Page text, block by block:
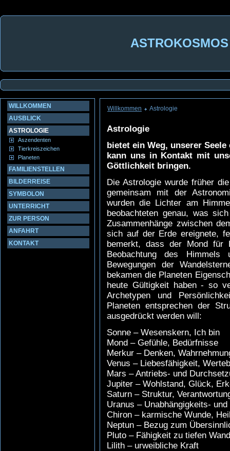
WILLKOMMEN
AUSBLICK
ASTROLOGIE
Aszendenten
Tierkreiszeichen
Planeten
FAMILIENSTELLEN
BILDERREISE
SYMBOLON
UNTERRICHT
ZUR PERSON
ANFAHRT
KONTAKT
Willkommen Astrologie
Astrologie
bietet ein Weg, unserer
kann uns in Kontakt mit
Göttlichkeit bringen.
Die Astrologie wurde früher
gemeinsam mit der
wurden die Lichter am
beobachteten genau, was
Zusammenhänge zwischen
sich auf der Erde ereignete,
bemerkt, dass der Mond für
Beobachtung des
Bewegungen der
bekamen die Planeten
heute Gültigkeit haben - so
Archetypen und
Planeten entsprechen der
ausgedrückt werden will:
Sonne – Wesenskern, Ich bin
Mond – Gefühle, Bedürfnisse
Merkur – Denken,
Venus – Liebesfähigkeit,
Mars – Antriebs- und
Jupiter – Wohlstand, Glück,
Saturn – Struktur,
Uranus – Unabhängigkeits-
Chiron – karmische Wunde,
Neptun – Bezug zum
Pluto – Fähigkeit zu tiefen
Lilith – urweibliche Kraft